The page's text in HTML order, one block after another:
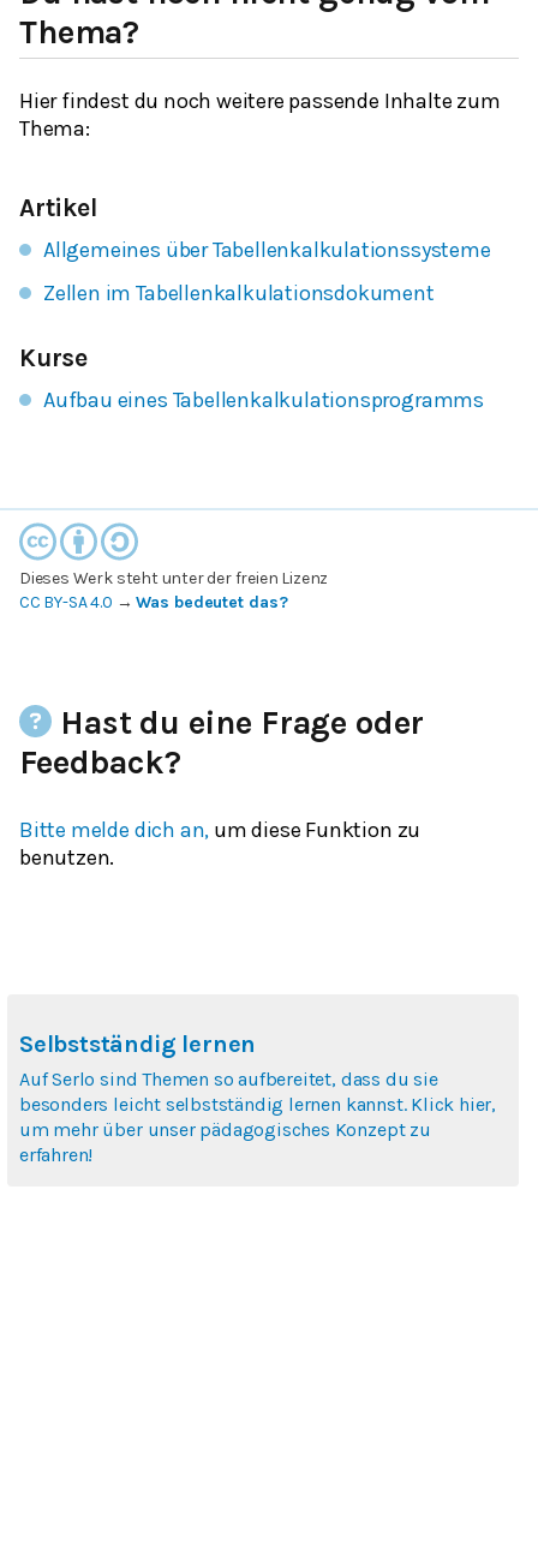
Thema?
Hier findest du noch weitere passende Inhalte zum
Thema:
Artikel
Allgemeines über Tabellenkalkulationssysteme
Zellen im Tabellenkalkulationsdokument
Kurse
Aufbau eines Tabellenkalkulationsprogramms
Dieses Werk steht unter der freien Lizenz
CC BY-SA 4.0 →Was bedeutet das?
Hast du eine Frage oder
Feedback?
Bitte melde dich an, um diese Funktion zu
benutzen.
Selbstständig lernen
Auf Serlo sind Themen so aufbereitet, dass du sie
besonders leicht selbstständig lernen kannst. Klick hier,
um mehr über unser pädagogisches Konzept zu
erfahren!